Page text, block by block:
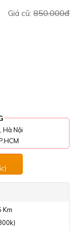
Giá cũ: 850.000đ
Hà Nội
Km